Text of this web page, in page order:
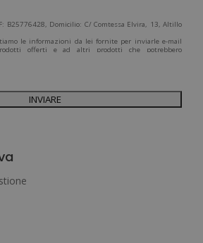
B25776428, Domicilio: C/ Comtessa Elvira, 13, Altillo
le informazioni da lei fornite per inviarle e-mail
offerti e ad altri prodotti che potrebbero
del trattamento: Consenso dell'interessato. Diritti:
identificandosi sufficientemente e contattandoci
(per telefono e/o via e-mail):